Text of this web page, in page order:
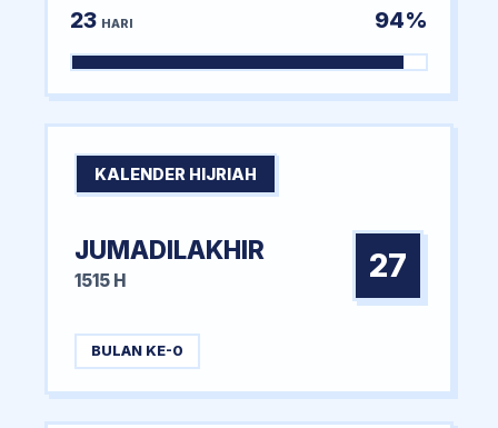
23 HARI 94%
KALENDER HIJRIAH
JUMADILAKHIR
1515 H 27
BULAN KE-0